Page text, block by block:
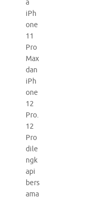
a
iPh
one
11
Pro
Max
dan
iPh
one
12
Pro.
12
Pro
dile
ngk
api
bers
ama